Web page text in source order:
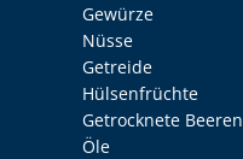
Gewürze
Nüsse
Getreide
Hülsenfrüchte
Getrocknete Beeren
Öle